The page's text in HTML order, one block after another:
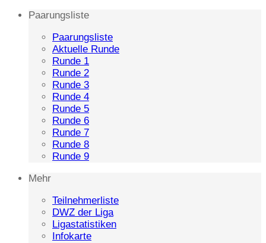
Paarungsliste
Paarungsliste
Aktuelle Runde
Runde 1
Runde 2
Runde 3
Runde 4
Runde 5
Runde 6
Runde 7
Runde 8
Runde 9
Mehr
Teilnehmerliste
DWZ der Liga
Ligastatistiken
Infokarte